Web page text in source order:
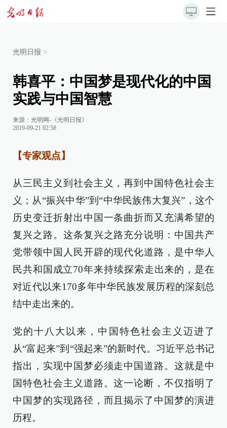
光明日报 >
韩喜平：中国梦是现代化的中国
实践与中国智慧
来源： 光明网-《光明日报》
2019-09-21 02:58
【专家观点】
从三民主义到社会主义，再到中国特色社会主
义；从“振兴中华”到“中华民族伟大复兴”，这个
历史变迁折射出中国一条曲折而又充满希望的
复兴之路。这条复兴之路充分说明：中国共产
党带领中国人民开辟的现代化道路，是中华人
民共和国成立70年来持续探索走出来的，是在
对近代以来170多年中华民族发展历程的深刻总
结中走出来的。
党的十八大以来，中国特色社会主义迈进了
从“富起来”到“强起来”的新时代。习近平总书记
指出，实现中国梦必须走中国道路。这就是中
国特色社会主义道路。这一论断，不仅指明了
中国梦的实现路径，而且揭示了中国梦的演进
历程。